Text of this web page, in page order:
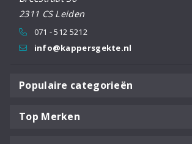
2311 CS Leiden
071 - 512 5212
info@kappersgekte.nl
Populaire categorieën
Top Merken